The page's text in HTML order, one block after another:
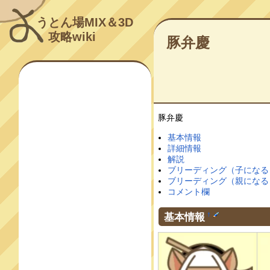
うとん場MIX＆3D
攻略wiki
豚弁慶
豚弁慶
基本情報
詳細情報
解説
ブリーディング（子にな
ブリーディング（親にな
コメント欄
基本情報 †